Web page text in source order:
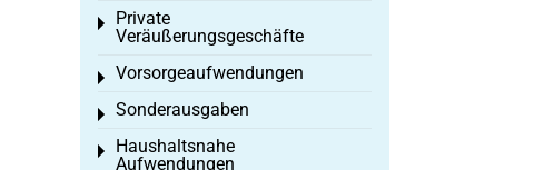
Private
Veräußerungsgeschäfte
Toggle menu
Vorsorgeaufwendungen
Toggle menu
Sonderausgaben
Toggle menu
Haushaltsnahe
Aufwendungen
Toggle menu